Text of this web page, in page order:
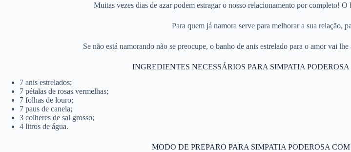
Muitas vezes dias de azar podem estragar o nosso relacionamento por completo!
Para quem já namora serve para melhorar a sua relação,
Se não está namorando não se preocupe, o banho de anis estrelado para o amor vai
INGREDIENTES NECESSÁRIOS PARA SIMPATIA
7 anis estrelados;
7 pétalas de rosas vermelhas;
7 folhas de louro;
7 paus de canela;
3 colheres de sal grosso;
4 litros de água.
MODO DE PREPARO PARA SIMPATIA PODEROSA